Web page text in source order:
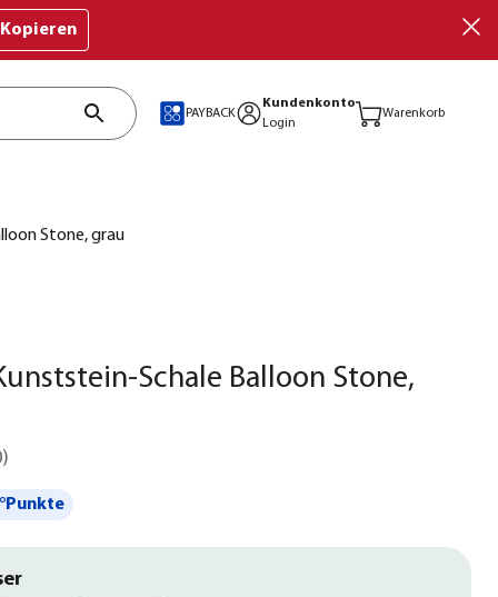
Kopieren
PAYBACK
Kundenkonto
Login
Warenkorb
Stone, grau
Schale Balloon Stone,
)